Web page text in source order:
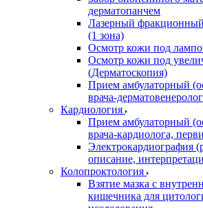
дерматопанчем
Лазерный
(1 зона)
Осмотр кожи под
Осмотр кожи под
(Дерматоскопия)
Прием амбулаторный
врача-
Кардиология
Прием амбулаторный
врача-кардиолога,
Электрокардиография
описание,
Колопроктология
Взятие мазка с
кишечника для